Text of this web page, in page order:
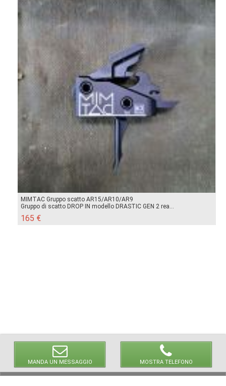
MANDA UN MESSAGGIO MOSTRA TELEFONO
MIMTAC Gruppo scatto AR15/AR10/AR9
Gruppo di scatto DROP IN modello DRASTIC GEN 2 rea...
165 €